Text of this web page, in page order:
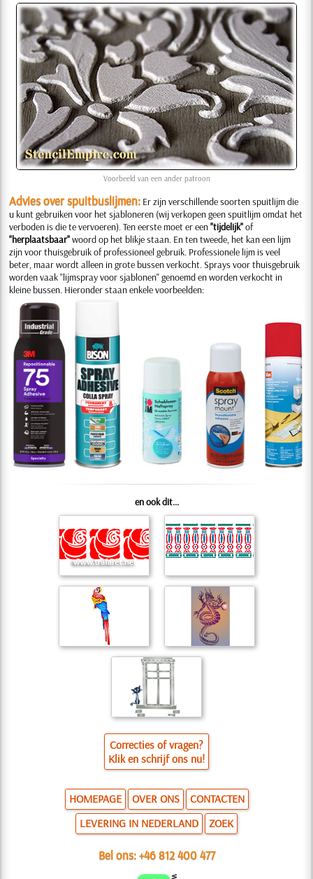
Voorbeeld van een ander patroon
Advies over spuitbuslijmen: Er zijn verschillende soorten spuitlijm die
u kunt gebruiken voor het sjabloneren (wij verkopen geen spuitlijm omdat het
verboden is die te vervoeren). Ten eerste moet er een"tijdelijk"of
"herplaatsbaar"woord op het blikje staan. En ten tweede, het kan een lijm
zijn voor thuisgebruik of professioneel gebruik. Professionele lijm is veel
beter, maar wordt alleen in grote bussen verkocht. Sprays voor thuisgebruik
worden vaak "lijmspray voor sjablonen" genoemd en worden verkocht in
kleine bussen. Hieronder staan enkele voorbeelden:
en ook dit...
Correcties of vragen?
Klik en schrijf ons nu!
HOMEPAGE OVER ONS
CONTACTEN
LEVERING IN NEDERLAND
ZOEK
Bel ons:+46 812 400 477